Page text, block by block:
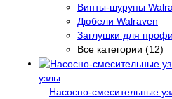
Винты-шурупы
Дюбели Walraven
Заглушки для
Все категории (12)
узлы
Насосно-смесительные